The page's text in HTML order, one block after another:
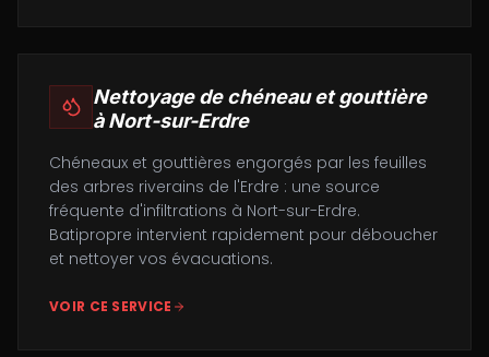
Nettoyage de chéneau et gouttière
àNort-sur-Erdre
Chéneaux et gouttières engorgés par les feuilles
des arbres riverains de l'Erdre : une source
fréquente d'infiltrations à Nort-sur-Erdre.
Batipropre intervient rapidement pour déboucher
et nettoyer vos évacuations.
VOIR CE SERVICE